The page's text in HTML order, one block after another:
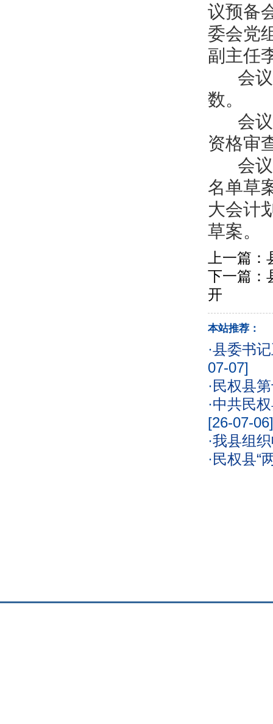
议预备
委会党
副主任
会议
数。
会议
资格审
会议
名单草
大会计
草案。
上一篇：
下一篇：
开
本站推荐：
·县委书
07-07]
·民权县
·中共民
[26-07-06]
·我县组
·民权县“